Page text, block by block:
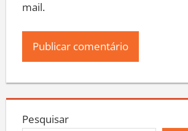
mail.
Pesquisar